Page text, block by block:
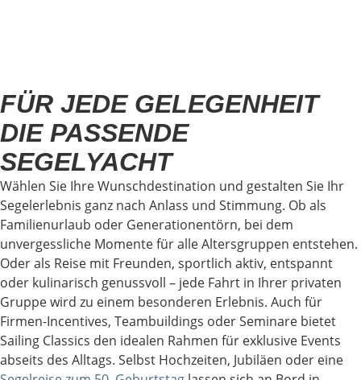
FÜR JEDE GELEGENHEIT
DIE PASSENDE
SEGELYACHT
Wählen Sie Ihre Wunschdestination und gestalten Sie Ihr
Segelerlebnis ganz nach Anlass und Stimmung. Ob als
Familienurlaub oder Generationentörn, bei dem
unvergessliche Momente für alle Altersgruppen entstehen.
Oder als Reise mit Freunden, sportlich aktiv, entspannt
oder kulinarisch genussvoll – jede Fahrt in Ihrer privaten
Gruppe wird zu einem besonderen Erlebnis. Auch für
Firmen-Incentives, Teambuildings oder Seminare bietet
Sailing Classics den idealen Rahmen für exklusive Events
abseits des Alltags. Selbst Hochzeiten, Jubiläen oder eine